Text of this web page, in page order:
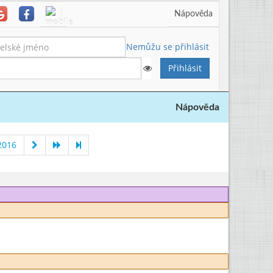
Nápověda
Nemůžu se přihlásit
Nápověda